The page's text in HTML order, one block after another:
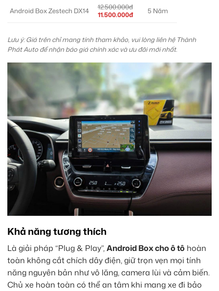
Android Box Zestech DX14
12.500.000đ
11.500.000đ
5 Năm
Lưu ý: Giá trên chỉ mang tính tham khảo, vui lòng liên hệ Thành
Phát Auto để nhận báo giá chính xác và ưu đãi mới nhất.
Khả năng tương thích
Là giải pháp “Plug & Play”,Android Box cho ô tô hoàn
toàn không cắt chích dây điện, giữ trọn vẹn mọi tính
năng nguyên bản như vô lăng, camera lùi và cảm biến.
Chủ xe hoàn toàn có thể an tâm khi mang xe đi bảo